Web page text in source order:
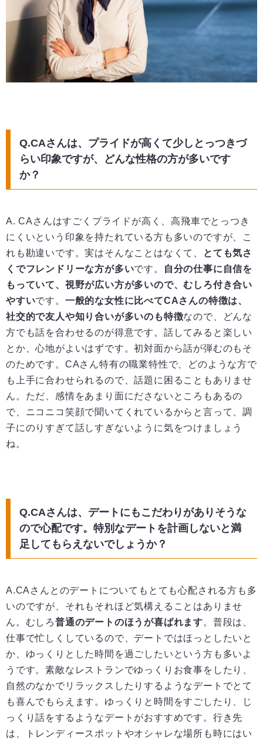
Q.CAさんは、プライドが高くて少しとっつきづ
らい印象ですが、どんな性格の方が多いです
か？
A. CAさんはすごくプライドが高く、高飛車でとっつき
にくいという印象を持たれている方も多いのですが、こ
れも勘違いです。実はそんなことはなくて、
とても気さ
くでフレンドリーな方が多いです。
自分の仕事に自信を
もっていて、視野が広い方が多いので、むしろ付き合い
やすいです。 一般的な女性に比べてCAさんの特徴は、
社交的で友人や知り合いが多いのも特徴なので、どんな
方でも話を合わせるのが得意です。話してみると楽しい
とか、心地がよいはずです。初対面から話が弾むのもそ
のためです。CAさん特有の職業特性で、どのような方で
も上手に合わせられるので、話題に困ることもありませ
ん。ただ、感情をあまり面にださないところもあるの
で、ニコニコ笑顔で聞いてくれているからと言って、調
子にのりすぎて話しすぎないように気をつけましょう
ね。
Q.CAさんは、デートにもこだわりがありそうな
ので心配です。特別なデートを計画しないと満
足してもらえないでしょうか？
A.CAさんとのデートについてもとても心配される方も多
いのですが、それもそれほど気構えることはありませ
ん。むしろ普通のデートのほうが喜ばれます。普段は、
仕事で忙しくしているので、デートではほっとしたいと
か、ゆっくりとした時間を過ごしたいという方も多いよ
うです。素敵なレストランでゆっくりお食事をしたり、
自然のなかでリラックスしたりするようなデートでとて
も喜んでもらえます。ゆっくりと時間をすごしたり、じ
っくり話をするようなデートがおすすめです。行き先
は、トレンディースポットやオシャレな場所も時にはい